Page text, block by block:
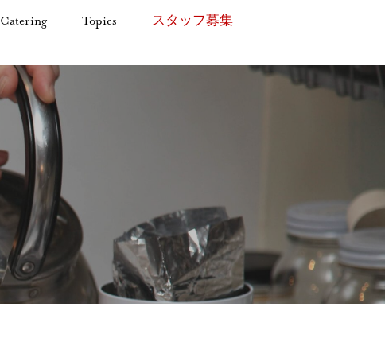
Catering Topics スタッフ募集